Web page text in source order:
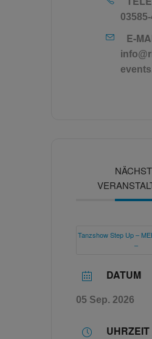
E-
Tanzshow Step Up –
–
DATUM
05 Sep. 2026
UHRZEIT